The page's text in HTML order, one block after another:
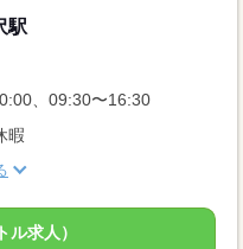
駅
、09:30〜16:30
暇
ル求人）